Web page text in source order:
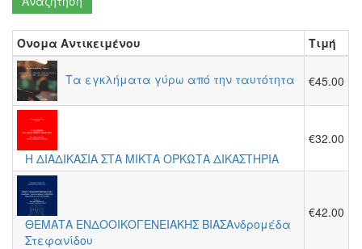
Όνομα Αντικειμένου Τιμή
Τα εγκλήματα γύρω από την ταυτότητα €45.00
Η ΔΙΑΔΙΚΑΣΙΑ ΣΤΑ ΜΙΚΤΑ ΟΡΚΩΤΑ ΔΙΚΑΣΤΗΡΙΑ
€32.00
ΘΕΜΑΤΑ ΕΝΔΟΟΙΚΟΓΕΝΕΙΑΚΗΣ ΒΙΑΣΑνδρομέδα
Στεφανίδου
€42.00